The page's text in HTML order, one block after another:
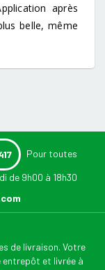
après
belle, même
Pour toutes
de 9h00 à 18h30
de livraison. Votre
entrepôt et livrée à